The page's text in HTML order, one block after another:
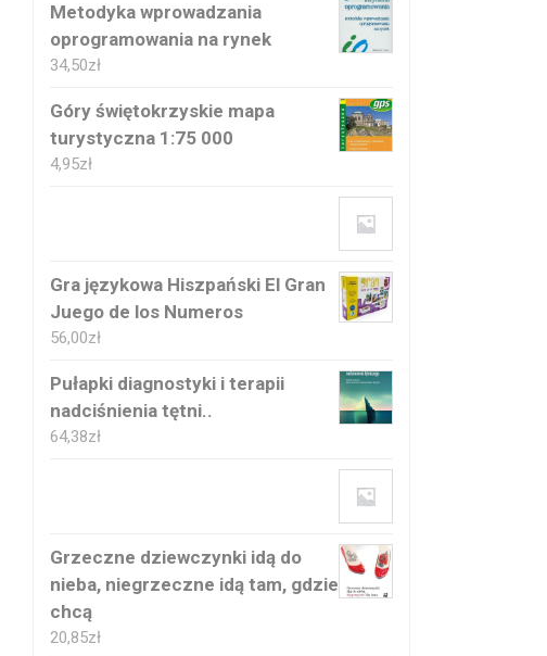
Metodyka wprowadzania
oprogramowania na rynek
34,50zł
Góry świętokrzyskie mapa
turystyczna 1:75 000
4,95zł
Gra językowa Hiszpański El Gran
Juego de los Numeros
56,00zł
Pułapki diagnostyki i terapii
nadciśnienia tętni..
64,38zł
Grzeczne dziewczynki idą do
nieba, niegrzeczne idą tam, gdzie
chcą
20,85zł